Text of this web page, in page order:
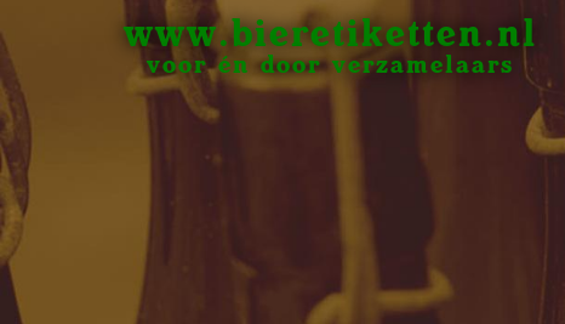
www.bieretiketten.nl
voor én door verzamelaars